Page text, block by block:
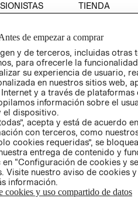
TIENDA
CONDICIONES
AVISO DE
PRIVACIDAD
GIFT CARD
AVISO DE
COOKIES
de empezar a comprar
y de terceros, incluidas otras
para ofrecerle la
su experiencia de usuario,
en nuestros sitios web,
y a través de plataformas
información sobre el
el dispositivo.
acepta y está de acuerdo
con terceros, como
cookies requeridas”, se
entrega de contenido y
“Configuración de cookies y
Visite nuestro aviso de cookies
información.
cookies y uso compartido de datos